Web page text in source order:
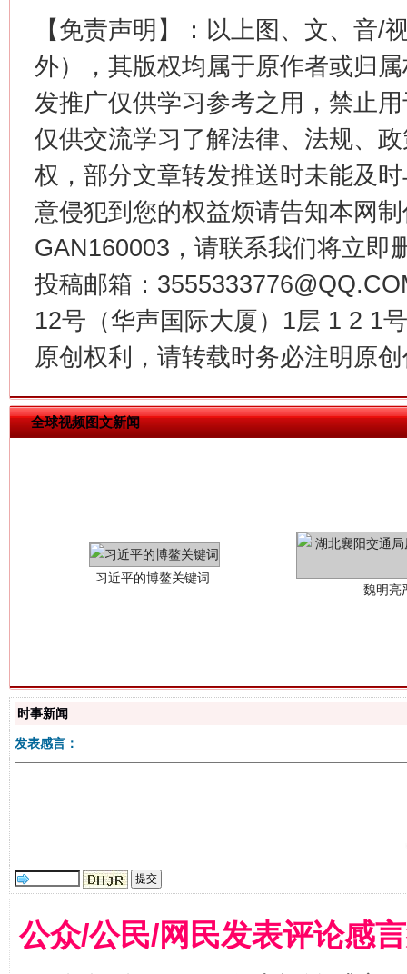
【免责声明】：以上图、文、音/
外），其版权均属于原作者或归
发推广仅供学习参考之用，禁止
仅供交流学习了解法律、法规、
权，部分文章转发推送时未能及
意侵犯到您的权益烦请告知本网
GAN160003，请联系我们将立即
投稿邮箱：
12号（华声国际大厦）1层 1 2 1
原创权利，请转载时务必注明原
全球视频图文新闻
在谋一域中谋全局
今
时事新闻
发表感言：
公众/公民/网民发表评论感